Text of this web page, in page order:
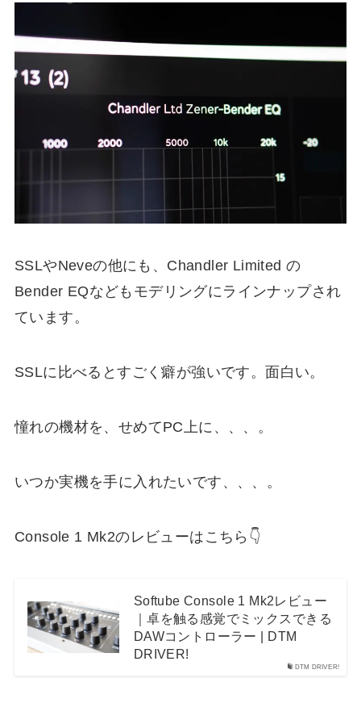
SSLやNeveの他にも、Chandler Limited の
Bender EQなどもモデリングにラインナップされ
ています。
SSLに比べるとすごく癖が強いです。面白い。
憧れの機材を、せめてPC上に、、、。
いつか実機を手に入れたいです、、、。
Console 1 Mk2のレビューはこちら👇
DTM DRIVER!
Softube Console 1 Mk2レビュー
｜卓を触る感覚でミックスできる
DAWコントローラー | DTM
DRIVER!